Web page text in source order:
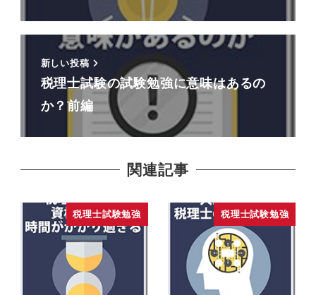
新しい投稿
税理士試験の試験勉強に意味はあるの
か？前編
関連記事
税理士試験勉強 税理士試験勉強